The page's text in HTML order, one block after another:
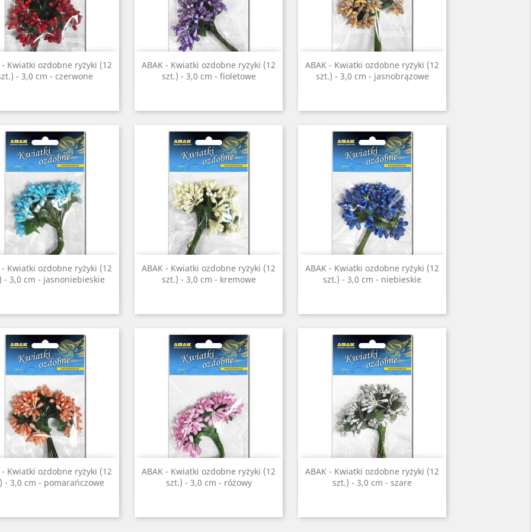
- Kwiatki ozdobne ryżyki (12
- 3,0 cm - czerwone
Szybki podgląd
ABAK - Kwiatki ozdobne ryżyki (12
szt.) - 3,0 cm - fioletowe
Szybki podgląd
ABAK - Kwiatki ozdobne ryżyki (12
szt.) - 3,0 cm - jasnobrązowe
Szybki podgląd
- Kwiatki ozdobne ryżyki (12
- 3,0 cm - jasnoniebieskie
Szybki podgląd
ABAK - Kwiatki ozdobne ryżyki (12
szt.) - 3,0 cm - kremowe
Szybki podgląd
ABAK - Kwiatki ozdobne ryżyki (12
szt.) - 3,0 cm - niebieskie
Szybki podgląd
- Kwiatki ozdobne ryżyki (12
- 3,0 cm - pomarańczowe
Szybki podgląd
ABAK - Kwiatki ozdobne ryżyki (12
szt.) - 3,0 cm - różowy
Szybki podgląd
ABAK - Kwiatki ozdobne ryżyki (12
szt.) - 3,0 cm - szare
Szybki podgląd